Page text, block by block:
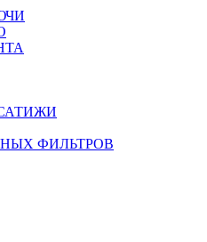
ФИЛЬТРОВ